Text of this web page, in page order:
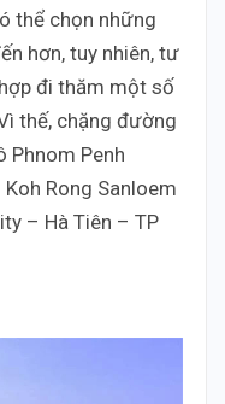
thể chọn những
hơn, tuy nhiên, tư
đi thăm một số
thế, chặng đường
Phnom Penh
Rong Sanloem
– Hà Tiên – TP